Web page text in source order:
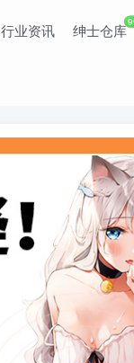
行业资讯 绅士仓库